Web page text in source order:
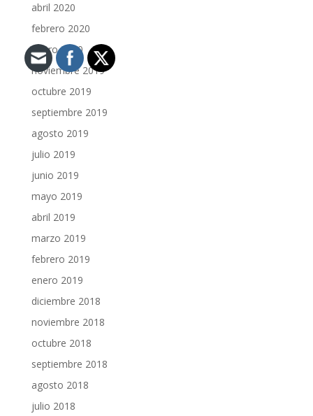
abril 2020
febrero 2020
enero 2020
noviembre 2019
octubre 2019
septiembre 2019
agosto 2019
julio 2019
junio 2019
mayo 2019
abril 2019
marzo 2019
febrero 2019
enero 2019
diciembre 2018
noviembre 2018
octubre 2018
septiembre 2018
agosto 2018
julio 2018